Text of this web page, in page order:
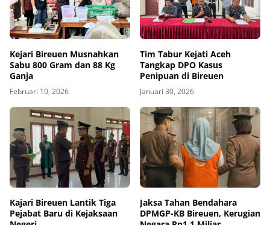
Kejari Bireuen Musnahkan
Sabu 800 Gram dan 88 Kg
Ganja
Februari 10, 2026
Tim Tabur Kejati Aceh
Tangkap DPO Kasus
Penipuan di Bireuen
Januari 30, 2026
Kajari Bireuen Lantik Tiga
Pejabat Baru di Kejaksaan
Jaksa Tahan Bendahara
DPMGP-KB Bireuen, Kerugian